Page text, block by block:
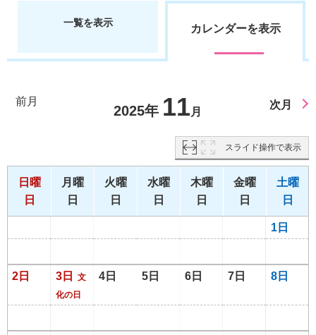
一覧を表示 カレンダーを表示
前月
2025年 11 月
次月
スライド操作で表示
日曜
日
月曜
日
火曜
日
水曜
日
木曜
日
金曜
日
土曜
日
1日
2日 3日
文
化の日
4日 5日 6日 7日 8日